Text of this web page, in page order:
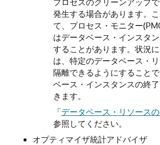
発生する場合があります。
て、プロセス・モニター
はデータベース・インスタ
することがあります。状況
は、特定のデータベース・
隔離できるようにすること
ベース・インスタンスの終
きます。
「データベース・リソース
参照してください。
オプティマイザ統計アドバイザ